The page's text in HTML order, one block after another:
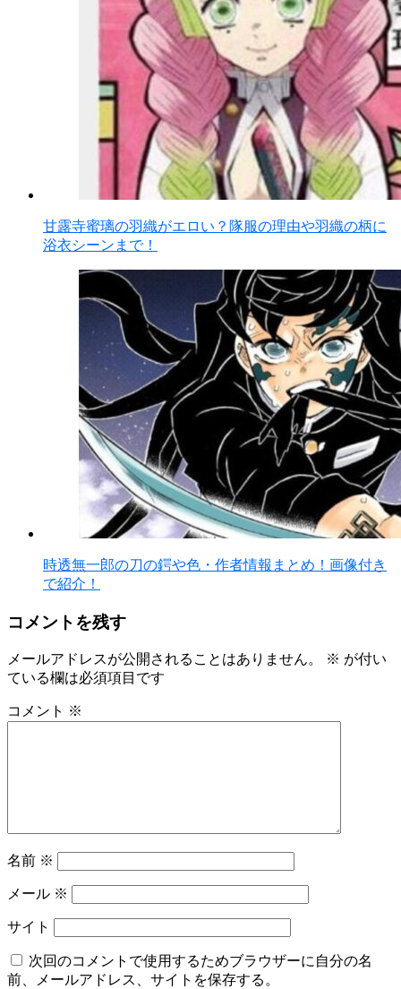
甘露寺蜜璃の羽織がエロい？隊服の理由や羽織の柄に
浴衣シーンまで！
時透無一郎の刀の鍔や色・作者情報まとめ！画像付き
で紹介！
コメントを残す
メールアドレスが公開されることはありません。 ※ が付い
ている欄は必須項目です
コメント ※
名前 ※
メール ※
サイト
次回のコメントで使用するためブラウザーに自分の名
前、メールアドレス、サイトを保存する。